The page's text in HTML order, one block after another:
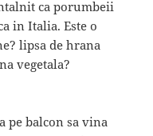
ca porumbeii
in Italia. Este o
lipsa de hrana
vegetala?
pe balcon sa vina